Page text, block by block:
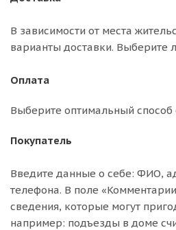
В зависимости от места
варианты доставки. Выберите
Оплата
Выберите оптимальный способ
Покупатель
Введите данные о себе: ФИО,
телефона. В поле
сведения, которые могут
например: подъезды в доме